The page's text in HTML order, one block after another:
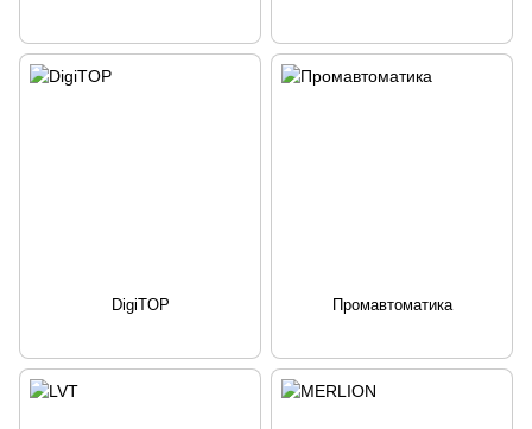
DigiTOP Промавтоматика